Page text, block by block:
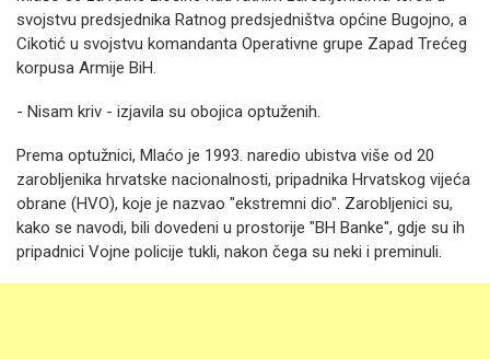
svojstvu predsjednika Ratnog predsjedništva općine Bugojno, a
Cikotić u svojstvu komandanta Operativne grupe Zapad Trećeg
korpusa Armije BiH.
- Nisam kriv - izjavila su obojica optuženih.
Prema optužnici, Mlaćo je 1993. naredio ubistva više od 20
zarobljenika hrvatske nacionalnosti, pripadnika Hrvatskog vijeća
obrane (HVO), koje je nazvao "ekstremni dio". Zarobljenici su,
kako se navodi, bili dovedeni u prostorije "BH Banke", gdje su ih
pripadnici Vojne policije tukli, nakon čega su neki i preminuli.